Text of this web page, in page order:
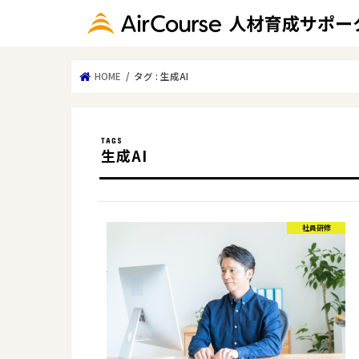
HOME タグ : 生成AI
生成AI
社員研修